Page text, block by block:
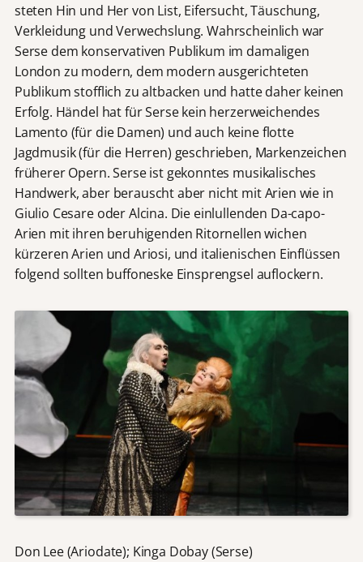
steten Hin und Her von List, Eifersucht, Täuschung,
Verkleidung und Verwechslung. Wahrscheinlich war
Serse dem konservativen Publikum im damaligen
London zu modern, dem modern ausgerichteten
Publikum stofflich zu altbacken und hatte daher keinen
Erfolg. Händel hat für Serse kein herzerweichendes
Lamento (für die Damen) und auch keine flotte
Jagdmusik (für die Herren) geschrieben, Markenzeichen
früherer Opern. Serse ist gekonntes musikalisches
Handwerk, aber berauscht aber nicht mit Arien wie in
Giulio Cesare oder Alcina. Die einlullenden Da-capo-
Arien mit ihren beruhigenden Ritornellen wichen
kürzeren Arien und Ariosi, und italienischen Einflüssen
folgend sollten buffoneske Einsprengsel auflockern.
Don Lee (Ariodate); Kinga Dobay (Serse)